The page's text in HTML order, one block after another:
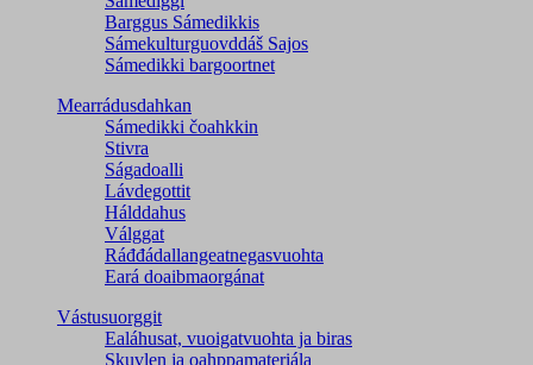
Barggus Sámedikkis
Sámekulturguovddáš Sajos
Sámedikki bargoortnet
Mearrádusdahkan
Sámedikki čoahkkin
Stivra
Ságadoalli
Lávdegottit
Hálddahus
Válggat
Ráđđádallangeatnegas­vuohta
Eará doaibmaorgánat
Vástusuorggit
Ealáhusat, vuoigatvuohta ja biras
Skuvlen ja oahppamateriála